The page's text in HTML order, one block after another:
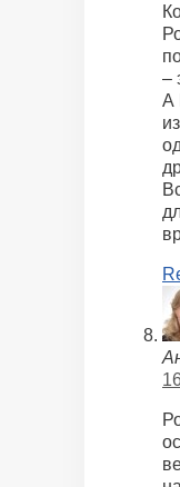
–
А